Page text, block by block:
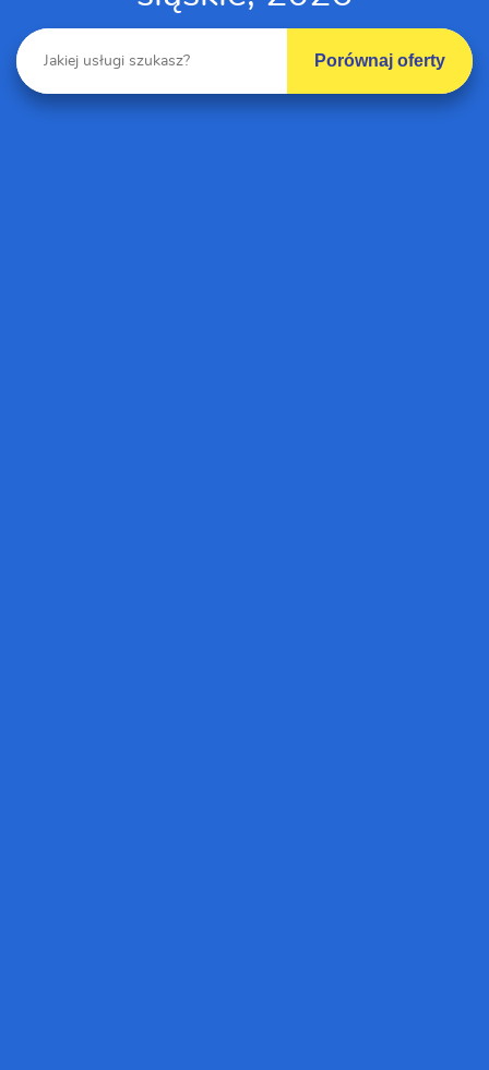
Porównaj oferty